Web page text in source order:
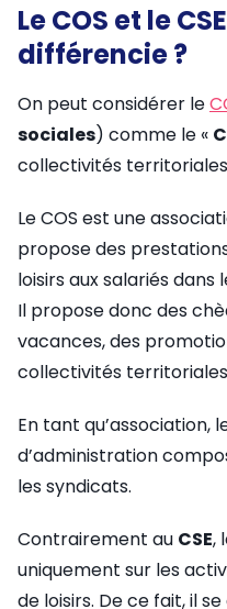
Le COS et le
différencie ?
On peut considérer le
sociales) comme le «
collectivités territoriales
Le COS est une
propose des
loisirs aux salariés
Il propose donc des
vacances, des
collectivités
En tant qu’association,
d’administration
les syndicats.
Contrairement au CSE,
uniquement sur les
de loisirs. De ce fait, il